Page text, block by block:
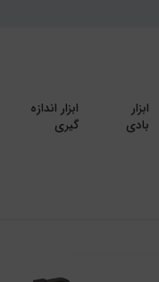
ابزار
بادی
ابزار اندازه
گیری